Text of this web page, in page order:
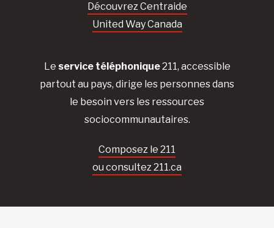
Découvrez Centraide
United Way Canada
Le service téléphonique211, accessible
partout au pays, dirige les personnes dans
le besoin vers les ressources
sociocommunautaires.
Composez le 211
ou consultez 211.ca